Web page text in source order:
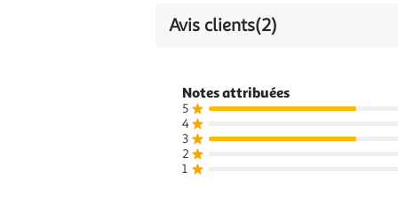
Avis clients(2)
Notes attribuées
5
4
3
2
1